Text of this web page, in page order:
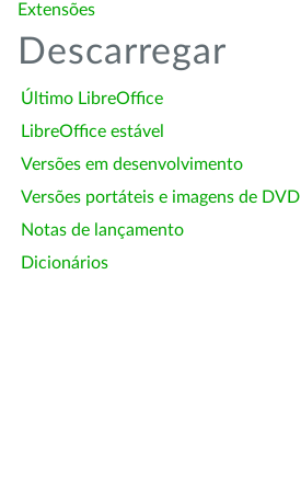
Extensões
Descarregar
Último LibreOffice
LibreOffice estável
Versões em desenvolvimento
Versões portáteis e imagens de DVD
Notas de lançamento
Dicionários